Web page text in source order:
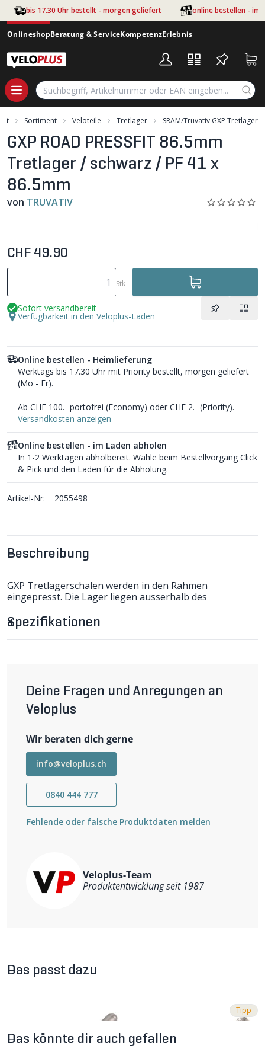
Zum Hauptinhalt springen
bis 17.30 Uhr bestellt - morgen geliefert online bestellen - im
OnlineshopBeratung & ServiceKompetenzErlebnis
Sortiment Veloteile Tretlager SRAM/Truvativ GXP Tretlager
GXP ROAD PRESSFIT 86.5mm
Tretlager / schwarz / PF 41 x
86.5mm
von TRUVATIV
Beschreibung
GXP Tretlagerschalen werden in den Rahmen
eingepresst. Die Lager liegen ausserhalb des
Tretlagergehäuses (analog Shimano Hollowtech II). Die
GXP Lager sind mit GPX SRAM und TRUVATIV MTB-
Kurbeln kompatibel. Die PRESSFIT Lager werden direkt
in die Pressfit-Tretalgergehäuse eingepresst.
-Pressfit
-Einbaubreite 86.5mm
-Einbaumass Ø41mm
Spezifikationen
Deine Fragen und Anregungen an
Veloplus
Wir beraten dich gerne
info@veloplus.ch
0840 444 777
Fehlende oder falsche Produktdaten melden
Veloplus-Team
Produktentwicklung seit 1987
CHF 49.90
Stk
Sofort versandbereit
Verfügbarkeit in den Veloplus-Läden
Online bestellen - Heimlieferung
Werktags bis 17.30 Uhr mit Priority bestellt, morgen geliefert
(Mo - Fr).
Ab CHF 100.- portofrei (Economy) oder CHF 2.- (Priority).
Versandkosten anzeigen
Online bestellen - im Laden abholen
In 1-2 Werktagen abholbereit. Wähle beim Bestellvorgang Click
& Pick und den Laden für die Abholung.
Artikel-Nr: 2055498
Das passt dazu
Tipp
Das könnte dir auch gefallen